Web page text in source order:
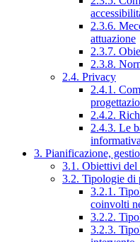
2.3.6.
attuazione
2.3.7.
2.3.8.
2.4. Privacy
2.4.1.
2.4.2.
2.4.3. Le
3. Pianificazione,
3.1. Obiettivi del
3.2. Tipologie di
3.2.1.
coinvolti
3.2.2.
3.2.3.